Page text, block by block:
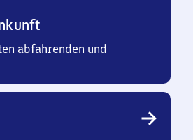
abfahrenden und